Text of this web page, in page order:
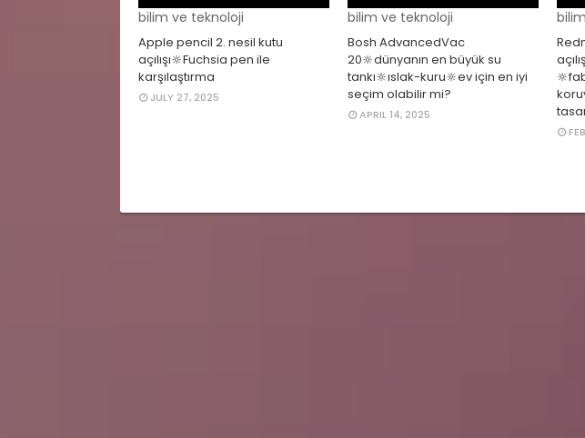
bilim ve teknoloji
Apple pencil 2. nesil kutu
açılışı🔆Fuchsia pen ile
karşılaştırma
JULY 27, 2025
bilim ve teknoloji
Bosh AdvancedVac
20🔆dünyanın en büyük su
tankı🔆ıslak-kuru🔆ev için en iyi
seçim olabilir mi?
APRIL 14, 2025